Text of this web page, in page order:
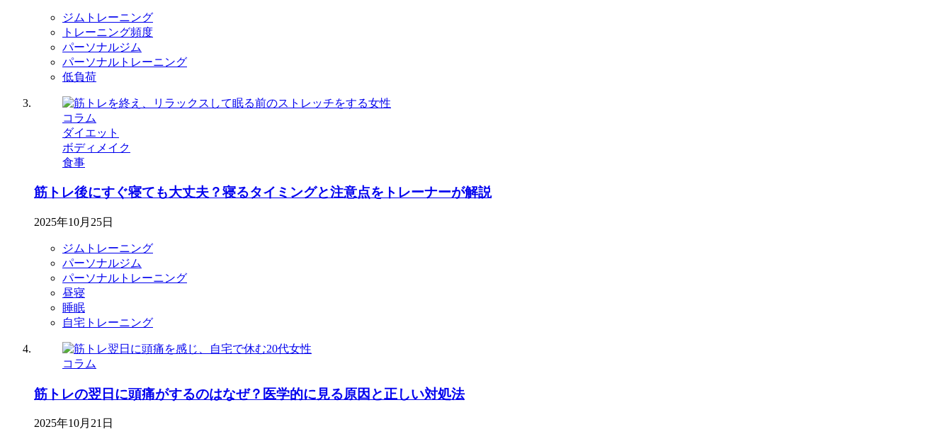
ジムトレーニング
トレーニング頻度
パーソナルジム
パーソナルトレーニング
低負荷
コラム
ダイエット
ボディメイク
食事
筋トレ後にすぐ寝ても大丈夫？寝るタイミングと注意点をトレーナーが解説
2025年10月25日
ジムトレーニング
パーソナルジム
パーソナルトレーニング
昼寝
睡眠
自宅トレーニング
コラム
筋トレの翌日に頭痛がするのはなぜ？医学的に見る原因と正しい対処法
2025年10月21日